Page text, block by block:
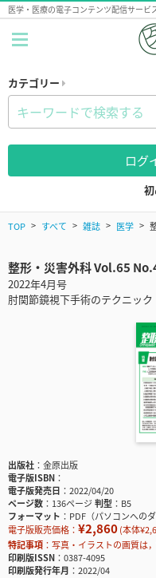
医学・医療の電子コンテンツ配信サービ
カテゴリー
ログ
TOP すべて 雑誌 医学
整形・災害外科 Vol.65
2022年4月号
肘関節鏡視下手術のテクニック
出版社
金原出版
電子版ISBN
電子版発売日
2022/04/20
ページ数
136ページ判型
B5
フォーマット
PDF（パソコンへの
電子版販売価格： ¥2,860(本体
特記事項
写真・イラストの画質は
印刷版ISSN
0387-4095
印刷版発行年月
2022/04